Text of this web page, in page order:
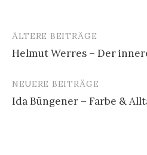
Beitragsnavigation
ÄLTERE BEITRÄGE
Helmut Werres – Der
NEUERE BEITRÄGE
Ida Büngener – Farbe &